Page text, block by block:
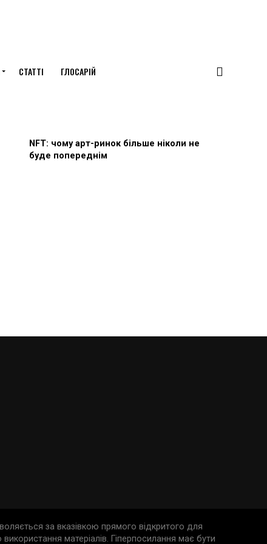
СТАТТІ ГЛОСАРІЙ
NFT: чому арт-ринок більше ніколи не
буде попереднім
за вказівкою прямого відкритого для
матеріалів. Гіперпосилання має бути